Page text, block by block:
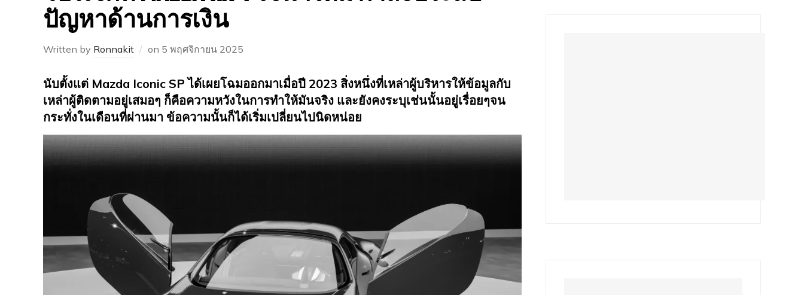
ปัญหาด้านการเงิน
Written by Ronnakit on 5 พฤศจิกายน 2025
นับตั้งแต่ Mazda Iconic SP ได้เผยโฉมออกมาเมื่อปี 2023 สิ่งหนึ่งที่เหล่าผู้บริหารให้ข้อมูลกับ
เหล่าผู้ติดตามอยู่เสมอๆ ก็คือความหวังในการทำให้มันจริง และยังคงระบุเช่นนั้นอยู่เรื่อยๆจน
กระทั่งในเดือนที่ผ่านมา ข้อความนั้นก็ได้เริ่มเปลี่ยนไปนิดหน่อย